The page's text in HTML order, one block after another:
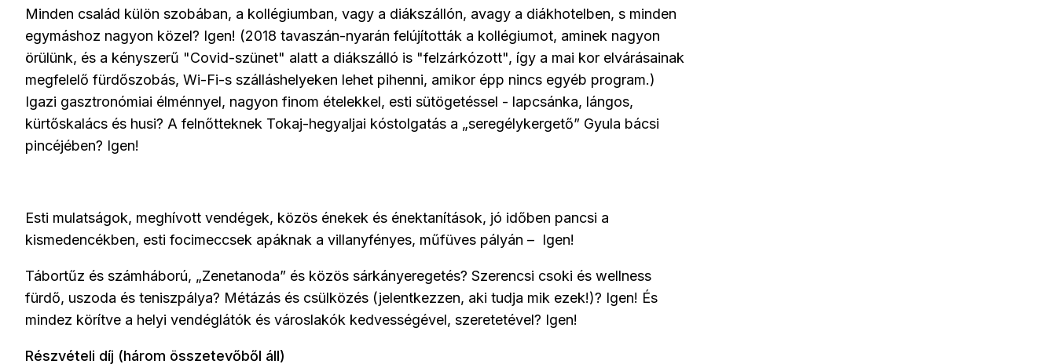
Minden család külön szobában, a kollégiumban, vagy a diákszállón, avagy a diákhotelben, s minden
egymáshoz nagyon közel? Igen! (2018 tavaszán-nyarán felújították a kollégiumot, aminek nagyon
örülünk, és a kényszerű "Covid-szünet" alatt a diákszálló is "felzárkózott", így a mai kor elvárásainak
megfelelő fürdőszobás, Wi-Fi-s szálláshelyeken lehet pihenni, amikor épp nincs egyéb program.)
Igazi gasztronómiai élménnyel, nagyon finom ételekkel, esti sütögetéssel - lapcsánka, lángos,
kürtőskalács és husi? A felnőtteknek Tokaj-hegyaljai kóstolgatás a „seregélykergető” Gyula bácsi
pincéjében? Igen!
Esti mulatságok, meghívott vendégek, közös énekek és énektanítások, jó időben pancsi a
kismedencékben, esti focimeccsek apáknak a villanyfényes, műfüves pályán – Igen!
Tábortűz és számháború, „Zenetanoda” és közös sárkányeregetés? Szerencsi csoki és wellness
fürdő, uszoda és teniszpálya? Métázás és csülközés (jelentkezzen, aki tudja mik ezek!)? Igen! És
mindez körítve a helyi vendéglátók és városlakók kedvességével, szeretetével? Igen!
Részvételi díj (három összetevőből áll)